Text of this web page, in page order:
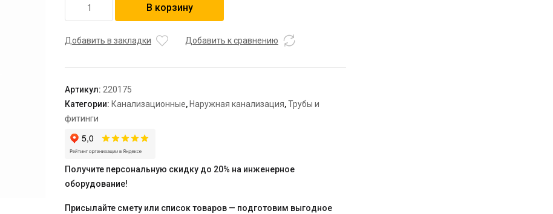
товара
KGEM
В корзину
Добавить в закладки Добавить к сравнению
Артикул: 220175
Категории: Канализационные, Наружная канализация,Трубы и
фитинги
Получите персональную скидку до 20% на инженерное
оборудование!
Присылайте смету или список товаров — подготовим выгодное